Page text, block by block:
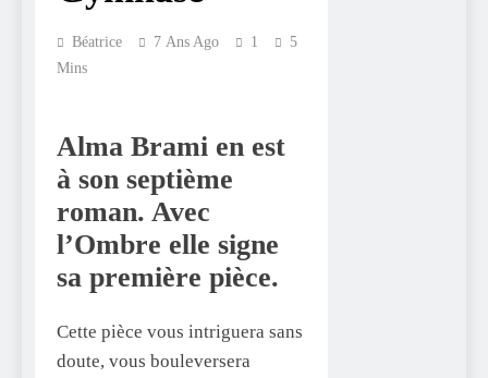
Béatrice 7 Ans Ago 1
5
Mins
Alma Brami en est
à son septième
roman. Avec
l’Ombre elle signe
sa première pièce.
Cette pièce vous intriguera sans
doute, vous bouleversera